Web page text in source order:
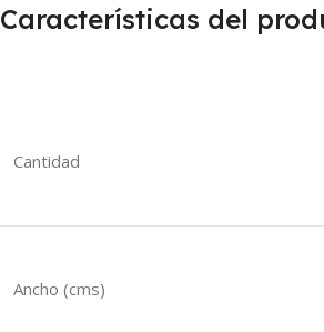
Características del
Cantidad
Ancho (cms)